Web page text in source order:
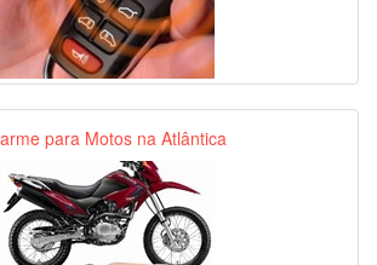
para Motos na Atlântica